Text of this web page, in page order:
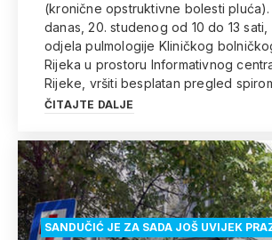
(kronične opstruktivne bolesti
danas, 20. studenog od 10 do 13 sati,
odjela pulmologije Kliničkog
Rijeka u prostoru Informativnog
Rijeke, vršiti besplatan pregled
ČITAJTE DALJE
SANDUČIĆ JE ZA SADA JOŠ UVIJEK